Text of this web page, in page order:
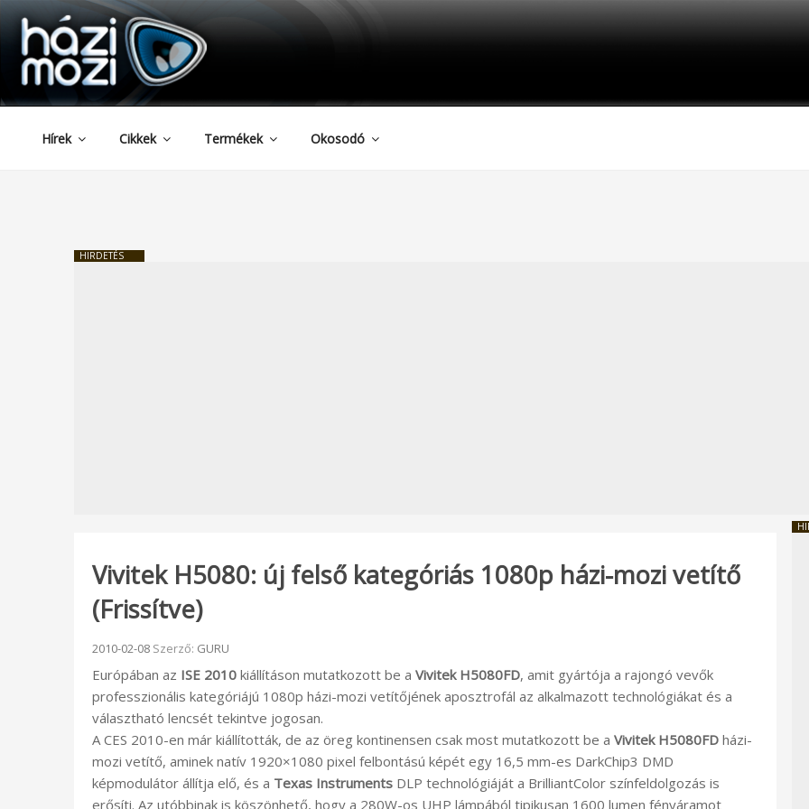
Tartalomhoz
HAZIMOZI
Hírek Cikkek Termékek Okosodó
HIRDETÉS
Vivitek H5080: új felső kategóriás 1080p házi-mozi vetítő
(Frissítve)
Beküldve:
2010-02-08 Szerző: GURU
Európában az ISE 2010 kiállításon mutatkozott be a Vivitek H5080FD, amit gyártója a rajongó vevők
professzionális kategóriájú 1080p házi-mozi vetítőjének aposztrofál az alkalmazott technológiákat és a
választható lencsét tekintve jogosan.
A CES 2010-en már kiállították, de az öreg kontinensen csak most mutatkozott be a Vivitek H5080FD házi-
mozi vetítő, aminek natív 1920×1080 pixel felbontású képét egy 16,5 mm-es DarkChip3 DMD
képmodulátor állítja elő, és a Texas Instruments DLP technológiáját a BrilliantColor színfeldolgozás is
erősíti. Az utóbbinak is köszönhető, hogy a 280W-os UHP lámpából tipikusan 1600 lumen fényáramot